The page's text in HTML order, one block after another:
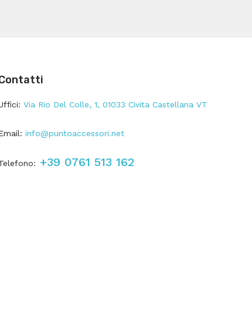
Via Rio Del Colle, 1, 01033 Civita Castellana VT
info@puntoaccessori.net
+39 0761 513 162